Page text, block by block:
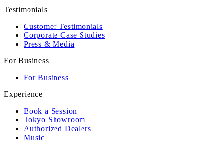
Testimonials
Customer Testimonials
Corporate Case Studies
Press & Media
For Business
For Business
Experience
Book a Session
Tokyo Showroom
Authorized Dealers
Music